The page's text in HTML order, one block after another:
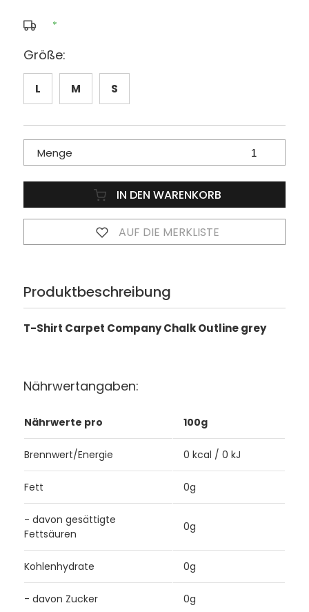
*
Größe:
L M S
Menge
IN DEN WARENKORB
AUF DIE MERKLISTE
Produktbeschreibung
T-Shirt Carpet Company Chalk Outline grey
Nährwertangaben:
Nährwerte pro 100g
Brennwert/Energie 0 kcal / 0 kJ
Fett 0g
- davon gesättigte
Fettsäuren
0g
Kohlenhydrate 0g
- davon Zucker 0g